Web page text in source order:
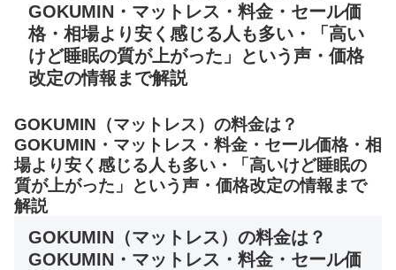
GOKUMIN・マットレス・料金・セール価
格・相場より安く感じる人も多い・「高い
けど睡眠の質が上がった」という声・価格
改定の情報まで解説
GOKUMIN（マットレス）の料金は？
GOKUMIN・マットレス・料金・セール価格・相
場より安く感じる人も多い・「高いけど睡眠の
質が上がった」という声・価格改定の情報まで
解説
GOKUMIN（マットレス）の料金は？
GOKUMIN・マットレス・料金・セール価